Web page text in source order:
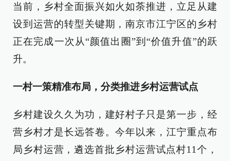
当前，乡村全面振兴如火如荼推进，立足从建
设到运营的转型关键期，南京市江宁区的乡村
正在完成一次从“颜值出圈”到“价值升值”的跃
升。
一村一策精准布局，分类推进乡村运营试点
乡村建设久久为功，建好村子只是第一步，经
营乡村才是长远答卷。今年以来，江宁重点布
局乡村运营，遴选首批乡村运营试点村11个，